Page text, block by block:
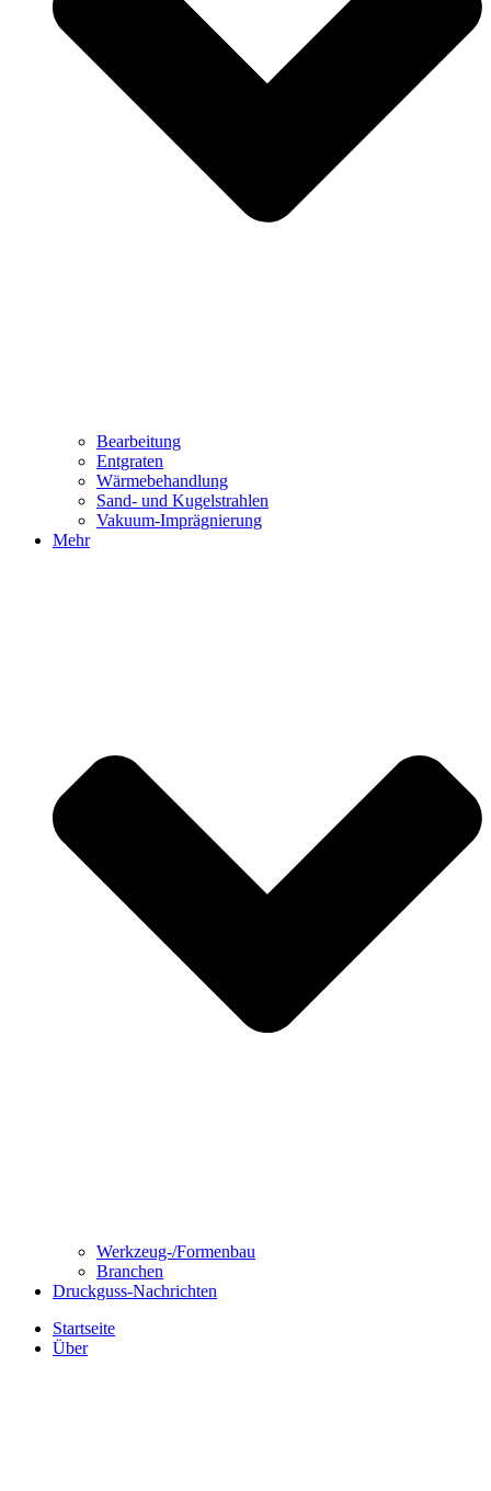
Bearbeitung
Entgraten
Wärmebehandlung
Sand- und Kugelstrahlen
Vakuum-Imprägnierung
Mehr
Werkzeug-/Formenbau
Branchen
Druckguss-Nachrichten
Startseite
Über